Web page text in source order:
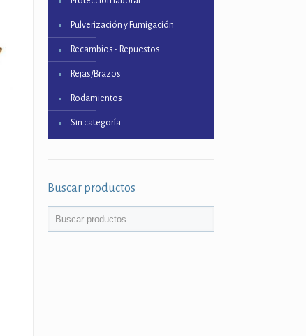
Pulverización y Fumigación
Recambios - Repuestos
Rejas/Brazos
Rodamientos
Sin categoría
Buscar productos